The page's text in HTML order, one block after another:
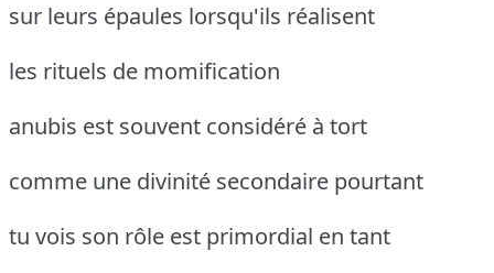
sur leurs épaules lorsqu'ils réalisent
les rituels de momification
anubis est souvent considéré à tort
comme une divinité secondaire pourtant
tu vois son rôle est primordial en tant